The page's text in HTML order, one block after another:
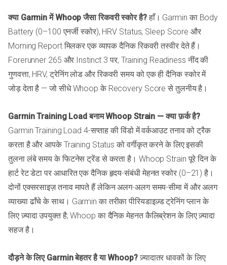
क्या Garmin में Whoop जैसा रिकवरी स्कोर है?हाँ। Garmin का Body
Battery (0–100 एनर्जी स्कोर), HRV Status, Sleep Score और
Morning Report मिलकर एक व्यापक दैनिक रिकवरी तस्वीर देते हैं।
Forerunner 265 और Instinct 3 पर, Training Readiness नींद की
गुणवत्ता, HRV, ट्रेनिंग लोड और रिकवरी समय को एक ही दैनिक स्कोर में
जोड़ देता है — जो सीधे Whoop के Recovery Score से तुलनीय है।
Garmin Training Load बनाम Whoop Strain — क्या फ़र्क है?
Garmin Training Load 4-सप्ताह की विंडो में वर्कआउट तनाव को ट्रैक
करता है और आपके Training Status को वर्गीकृत करने के लिए इसकी
तुलना लंबे समय के फिटनेस ट्रेंड से करता है। Whoop Strain पूरे दिन के
हार्ट रेट डेटा पर आधारित एक दैनिक हृदय-संबंधी मेहनत स्कोर (0–21) है।
दोनों एक्सरसाइज़ तनाव मापते हैं लेकिन अलग-अलग समय-सीमा में और अलग
व्याख्या ढाँचे के साथ। Garmin का तरीका पीरियडाइज़्ड ट्रेनिंग प्लान के
लिए ज़्यादा उपयुक्त है; Whoop का दैनिक मेहनत कैलिब्रेशन के लिए ज़्यादा
सहज है।
दौड़ने के लिए Garmin बेहतर है या Whoop?ज़्यादातर धावकों के लिए